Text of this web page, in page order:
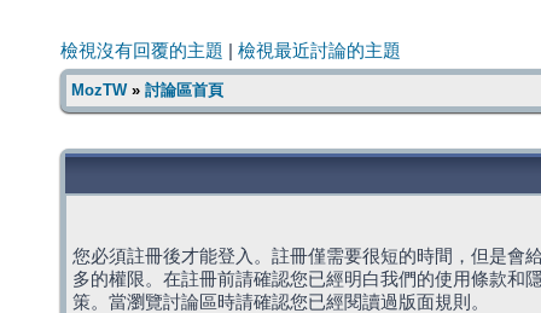
檢視沒有回覆的主題 檢視最近討論的主題
MozTW» 討論區首頁
您必須註冊後才能登入。註冊僅需要很短的時間，但是會
多的權限。在註冊前請確認您已經明白我們的使用條款和
策。當瀏覽討論區時請確認您已經閱讀過版面規則。